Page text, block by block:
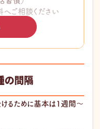
へご相談ください
の間隔
るために基本は1週間～